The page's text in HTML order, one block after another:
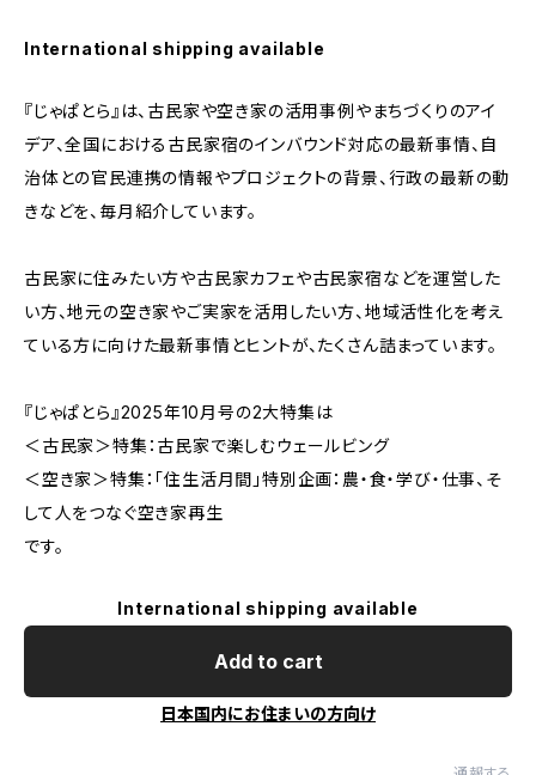
International shipping available
『じゃぱとら』は、古民家や空き家の活用事例やまちづくりのアイ
デア、全国における古民家宿のインバウンド対応の最新事情、自
治体との官民連携の情報やプロジェクトの背景、行政の最新の動
きなどを、毎月紹介しています。
古民家に住みたい方や古民家カフェや古民家宿などを運営した
い方、地元の空き家やご実家を活用したい方、地域活性化を考え
ている方に向けた最新事情とヒントが、たくさん詰まっています。
『じゃぱとら』2025年10月号の2大特集は
＜古民家＞特集：古民家で楽しむウェールビング
＜空き家＞特集：「住生活月間」特別企画：農・食・学び・仕事、そ
して人をつなぐ空き家再生
です。
International shipping available
Add to cart
日本国内にお住まいの方向け